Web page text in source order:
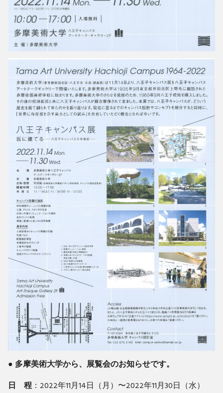
● 多摩美術大学から、展覧会のお知らせです。
日 程：2022年11月14日（月）〜2022年11月30日（水）